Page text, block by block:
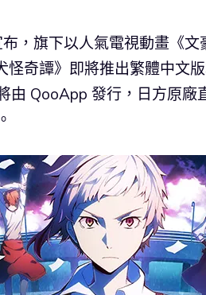
，旗下以人氣電視動畫《
奇譚》即將推出繁體中文
由 QooApp 發行，日方原廠